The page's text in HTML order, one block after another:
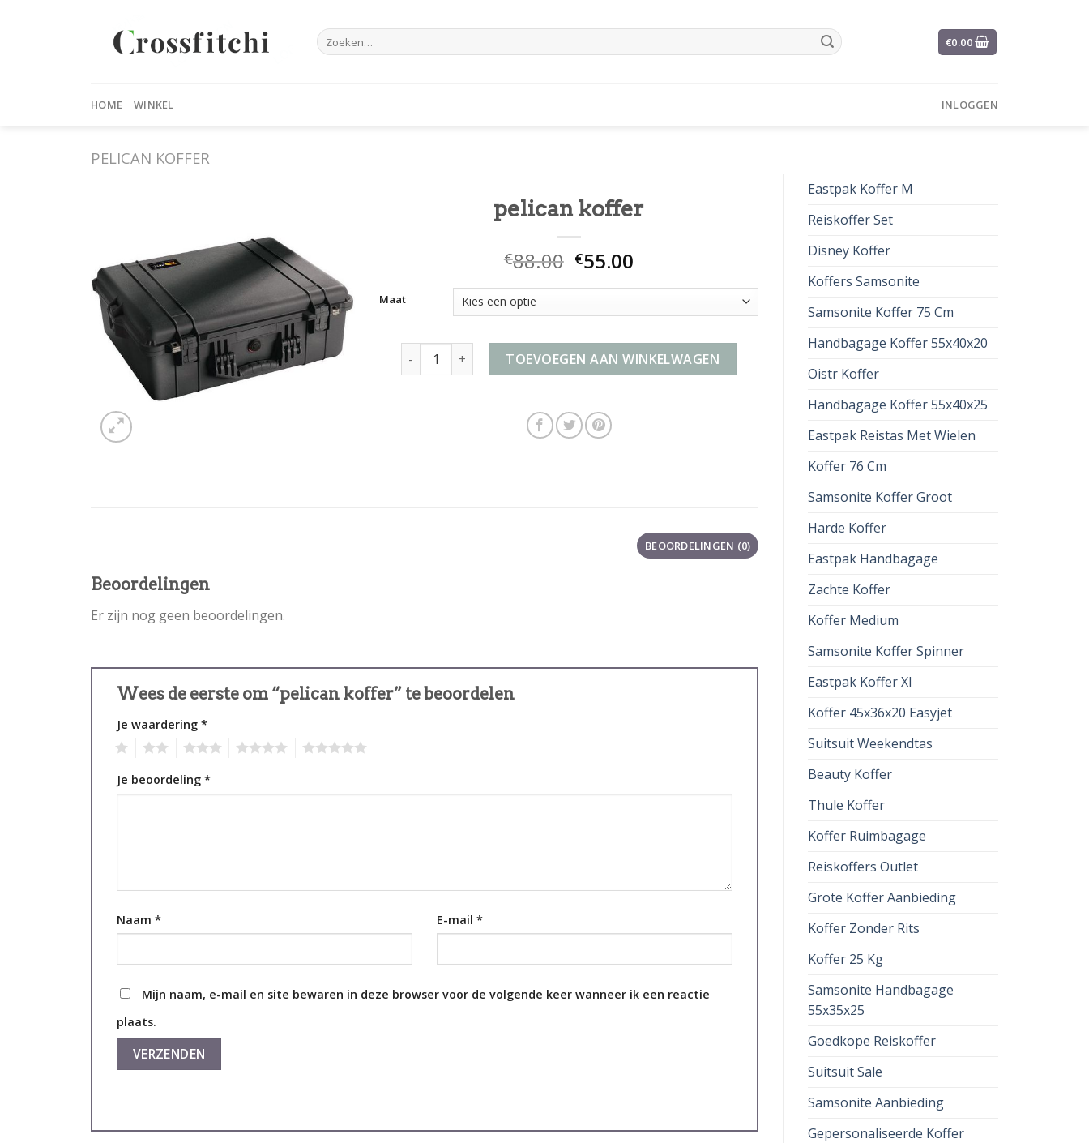
Zoeken
naar:
€0.00
HOME WINKEL INLOGGEN
PELICAN KOFFER
Eastpak Koffer M
Reiskoffer Set
Disney Koffer
Koffers Samsonite
Samsonite Koffer 75 Cm
Handbagage Koffer 55x40x20
Oistr Koffer
Handbagage Koffer 55x40x25
Eastpak Reistas Met Wielen
Koffer 76 Cm
Samsonite Koffer Groot
Harde Koffer
Eastpak Handbagage
Zachte Koffer
Koffer Medium
Samsonite Koffer Spinner
Eastpak Koffer Xl
Koffer 45x36x20 Easyjet
Suitsuit Weekendtas
Beauty Koffer
Thule Koffer
Koffer Ruimbagage
Reiskoffers Outlet
Grote Koffer Aanbieding
Koffer Zonder Rits
Koffer 25 Kg
Samsonite Handbagage
55x35x25
Goedkope Reiskoffer
Suitsuit Sale
Samsonite Aanbieding
Gepersonaliseerde Koffer
pelican koffer
€88.00 €55.00
Maat
pelican koffer aantalTOEVOEGEN AAN WINKELWAGEN
BEOORDELINGEN (0)
Beoordelingen
Er zijn nog geen beoordelingen.
Wees de eerste om “pelican koffer” te beoordelen
Je waardering *
Je beoordeling *
Naam * E-mail *
Mijn naam, e-mail en site bewaren in deze browser voor de volgende keer wanneer ik een reactie
plaats.